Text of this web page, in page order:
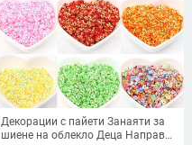
Декорации с пайети Занаяти за
шиене на облекло Деца Направи